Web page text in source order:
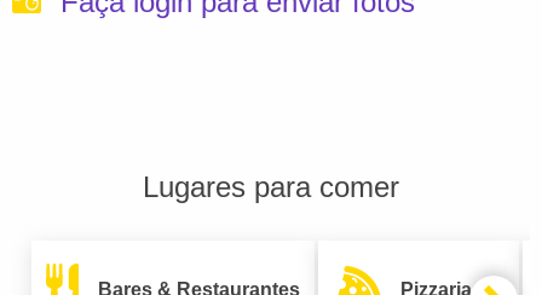
Lugares para comer
Bares & Restaurantes Pizzarias